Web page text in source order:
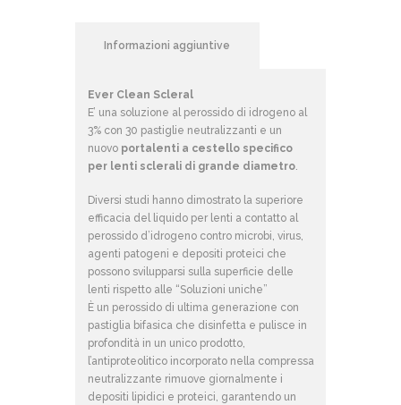
Informazioni aggiuntive
Ever Clean Scleral
E’ una soluzione al perossido di idrogeno al
3% con 30 pastiglie neutralizzanti e un
nuovo portalenti a cestello specifico
per lenti sclerali di grande diametro.
Diversi studi hanno dimostrato la superiore
efficacia del liquido per lenti a contatto al
perossido d’idrogeno contro microbi, virus,
agenti patogeni e depositi proteici che
possono svilupparsi sulla superficie delle
lenti rispetto alle “Soluzioni uniche”
È un perossido di ultima generazione con
pastiglia bifasica che disinfetta e pulisce in
profondità in un unico prodotto,
l’antiproteolitico incorporato nella compressa
neutralizzante rimuove giornalmente i
depositi lipidici e proteici, garantendo un